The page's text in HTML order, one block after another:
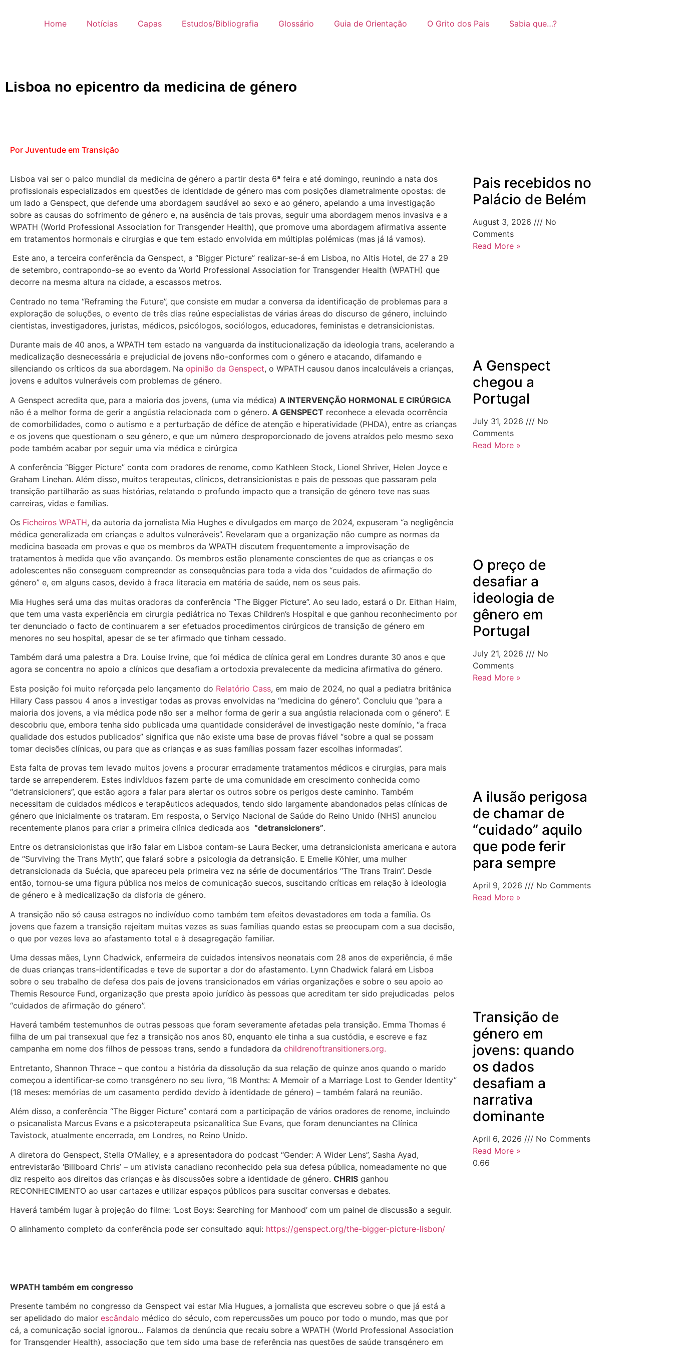
Home Notícias Capas Estudos/Bibliografia Glossário Guia de Orientação O Grito dos Pais Sabia que…?
Lisboa no epicentro da medicina de género
Por Juventude em Transição
Lisboa vai ser o palco mundial da medicina de género a partir desta 6ª feira e até domingo, reunindo a nata dos
profissionais especializados em questões de identidade de género mas com posições diametralmente opostas: de
um lado a Genspect, que defende uma abordagem saudável ao sexo e ao género, apelando a uma investigação
sobre as causas do sofrimento de género e, na ausência de tais provas, seguir uma abordagem menos invasiva e a
WPATH (World Professional Association for Transgender Health), que promove uma abordagem afirmativa assente
em tratamentos hormonais e cirurgias e que tem estado envolvida em múltiplas polémicas (mas já lá vamos).
Este ano, a terceira conferência da Genspect, a “Bigger Picture” realizar-se-á em Lisboa, no Altis Hotel, de 27 a 29
de setembro, contrapondo-se ao evento da World Professional Association for Transgender Health (WPATH) que
decorre na mesma altura na cidade, a escassos metros.
Centrado no tema “Reframing the Future”, que consiste em mudar a conversa da identificação de problemas para a
exploração de soluções, o evento de três dias reúne especialistas de várias áreas do discurso de género, incluindo
cientistas, investigadores, juristas, médicos, psicólogos, sociólogos, educadores, feministas e detransicionistas.
Durante mais de 40 anos, a WPATH tem estado na vanguarda da institucionalização da ideologia trans, acelerando a
medicalização desnecessária e prejudicial de jovens não-conformes com o género e atacando, difamando e
silenciando os críticos da sua abordagem. Na opinião da Genspect, o WPATH causou danos incalculáveis a crianças,
jovens e adultos vulneráveis com problemas de género.
A Genspect acredita que, para a maioria dos jovens, (uma via médica) A INTERVENÇÃO HORMONAL E CIRÚRGICA
não é a melhor forma de gerir a angústia relacionada com o género. A GENSPECT reconhece a elevada ocorrência
de comorbilidades, como o autismo e a perturbação de défice de atenção e hiperatividade (PHDA), entre as crianças
e os jovens que questionam o seu género, e que um número desproporcionado de jovens atraídos pelo mesmo sexo
pode também acabar por seguir uma via médica e cirúrgica
A conferência “Bigger Picture” conta com oradores de renome, como Kathleen Stock, Lionel Shriver, Helen Joyce e
Graham Linehan. Além disso, muitos terapeutas, clínicos, detransicionistas e pais de pessoas que passaram pela
transição partilharão as suas histórias, relatando o profundo impacto que a transição de género teve nas suas
carreiras, vidas e famílias.
Os Ficheiros WPATH, da autoria da jornalista Mia Hughes e divulgados em março de 2024, expuseram “a negligência
médica generalizada em crianças e adultos vulneráveis”. Revelaram que a organização não cumpre as normas da
medicina baseada em provas e que os membros da WPATH discutem frequentemente a improvisação de
tratamentos à medida que vão avançando. Os membros estão plenamente conscientes de que as crianças e os
adolescentes não conseguem compreender as consequências para toda a vida dos “cuidados de afirmação do
género” e, em alguns casos, devido à fraca literacia em matéria de saúde, nem os seus pais.
Mia Hughes será uma das muitas oradoras da conferência “The Bigger Picture”. Ao seu lado, estará o Dr. Eithan Haim,
que tem uma vasta experiência em cirurgia pediátrica no Texas Children’s Hospital e que ganhou reconhecimento por
ter denunciado o facto de continuarem a ser efetuados procedimentos cirúrgicos de transição de género em
menores no seu hospital, apesar de se ter afirmado que tinham cessado.
Também dará uma palestra a Dra. Louise Irvine, que foi médica de clínica geral em Londres durante 30 anos e que
agora se concentra no apoio a clínicos que desafiam a ortodoxia prevalecente da medicina afirmativa do género.
Esta posição foi muito reforçada pelo lançamento do Relatório Cass, em maio de 2024, no qual a pediatra britânica
Hilary Cass passou 4 anos a investigar todas as provas envolvidas na “medicina do género”. Concluiu que “para a
maioria dos jovens, a via médica pode não ser a melhor forma de gerir a sua angústia relacionada com o género”. E
descobriu que, embora tenha sido publicada uma quantidade considerável de investigação neste domínio, “a fraca
qualidade dos estudos publicados” significa que não existe uma base de provas fiável “sobre a qual se possam
tomar decisões clínicas, ou para que as crianças e as suas famílias possam fazer escolhas informadas”.
Esta falta de provas tem levado muitos jovens a procurar erradamente tratamentos médicos e cirurgias, para mais
tarde se arrependerem. Estes indivíduos fazem parte de uma comunidade em crescimento conhecida como
“detransicioners”, que estão agora a falar para alertar os outros sobre os perigos deste caminho. Também
necessitam de cuidados médicos e terapêuticos adequados, tendo sido largamente abandonados pelas clínicas de
género que inicialmente os trataram. Em resposta, o Serviço Nacional de Saúde do Reino Unido (NHS) anunciou
recentemente planos para criar a primeira clínica dedicada aos “detransicioners”.
Entre os detransicionistas que irão falar em Lisboa contam-se Laura Becker, uma detransicionista americana e autora
de “Surviving the Trans Myth”, que falará sobre a psicologia da detransição. E Emelie Köhler, uma mulher
detransicionada da Suécia, que apareceu pela primeira vez na série de documentários “The Trans Train”. Desde
então, tornou-se uma figura pública nos meios de comunicação suecos, suscitando críticas em relação à ideologia
de género e à medicalização da disforia de género.
A transição não só causa estragos no indivíduo como também tem efeitos devastadores em toda a família. Os
jovens que fazem a transição rejeitam muitas vezes as suas famílias quando estas se preocupam com a sua decisão,
o que por vezes leva ao afastamento total e à desagregação familiar.
Uma dessas mães, Lynn Chadwick, enfermeira de cuidados intensivos neonatais com 28 anos de experiência, é mãe
de duas crianças trans-identificadas e teve de suportar a dor do afastamento. Lynn Chadwick falará em Lisboa
sobre o seu trabalho de defesa dos pais de jovens transicionados em várias organizações e sobre o seu apoio ao
Themis Resource Fund, organização que presta apoio jurídico às pessoas que acreditam ter sido prejudicadas pelos
“cuidados de afirmação do género”.
Haverá também testemunhos de outras pessoas que foram severamente afetadas pela transição. Emma Thomas é
filha de um pai transexual que fez a transição nos anos 80, enquanto ele tinha a sua custódia, e escreve e faz
campanha em nome dos filhos de pessoas trans, sendo a fundadora da childrenoftransitioners.org.
Entretanto, Shannon Thrace – que contou a história da dissolução da sua relação de quinze anos quando o marido
começou a identificar-se como transgénero no seu livro, ’18 Months: A Memoir of a Marriage Lost to Gender Identity”
(18 meses: memórias de um casamento perdido devido à identidade de género) – também falará na reunião.
Além disso, a conferência “The Bigger Picture” contará com a participação de vários oradores de renome, incluindo
o psicanalista Marcus Evans e a psicoterapeuta psicanalítica Sue Evans, que foram denunciantes na Clínica
Tavistock, atualmente encerrada, em Londres, no Reino Unido.
A diretora do Genspect, Stella O’Malley, e a apresentadora do podcast “Gender: A Wider Lens”, Sasha Ayad,
entrevistarão ‘Billboard Chris’ – um ativista canadiano reconhecido pela sua defesa pública, nomeadamente no que
diz respeito aos direitos das crianças e às discussões sobre a identidade de género. CHRIS ganhou
RECONHECIMENTO ao usar cartazes e utilizar espaços públicos para suscitar conversas e debates.
Haverá também lugar à projeção do filme: ‘Lost Boys: Searching for Manhood’ com um painel de discussão a seguir.
O alinhamento completo da conferência pode ser consultado aqui: https://genspect.org/the-bigger-picture-lisbon/
WPATH também em congresso
Presente também no congresso da Genspect vai estar Mia Hugues, a jornalista que escreveu sobre o que já está a
ser apelidado do maior escândalo médico do século, com repercussões um pouco por todo o mundo, mas que por
cá, a comunicação social ignorou… Falamos da denúncia que recaiu sobre a WPATH (World Professional Association
for Transgender Health), associação que tem sido uma base de referência nas questões de saúde transgénero em
Pais recebidos no
Palácio de Belém
August 3, 2026
No
Comments
Read More »
A Genspect
chegou a
Portugal
July 31, 2026
No
Comments
Read More »
O preço de
desafiar a
ideologia de
gênero em
Portugal
July 21, 2026
No
Comments
Read More »
A ilusão perigosa
de chamar de
“cuidado” aquilo
que pode ferir
para sempre
April 9, 2026
No Comments
Read More »
Transição de
género em
jovens: quando
os dados
desafiam a
narrativa
dominante
April 6, 2026
No Comments
Read More »